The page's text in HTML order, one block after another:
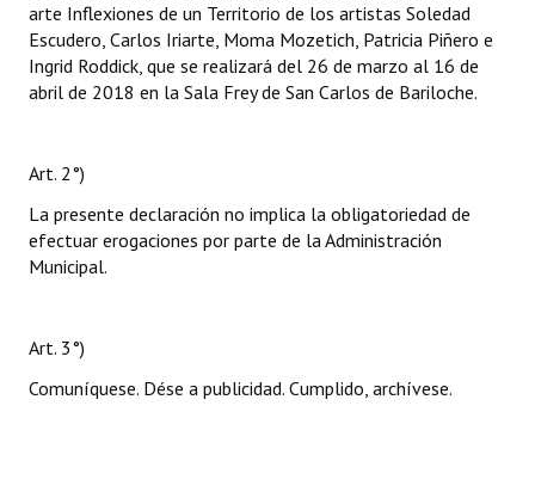
arte Inflexiones de un Territorio de los artistas Soledad
Escudero, Carlos Iriarte, Moma Mozetich, Patricia Piñero e
Ingrid Roddick, que se realizará del 26 de marzo al 16 de
abril de 2018 en la Sala Frey de San Carlos de Bariloche.
Art. 2°)
La presente declaración no implica la obligatoriedad de
efectuar erogaciones por parte de la Administración
Municipal.
Art. 3°)
Comuníquese. Dése a publicidad. Cumplido, archívese.